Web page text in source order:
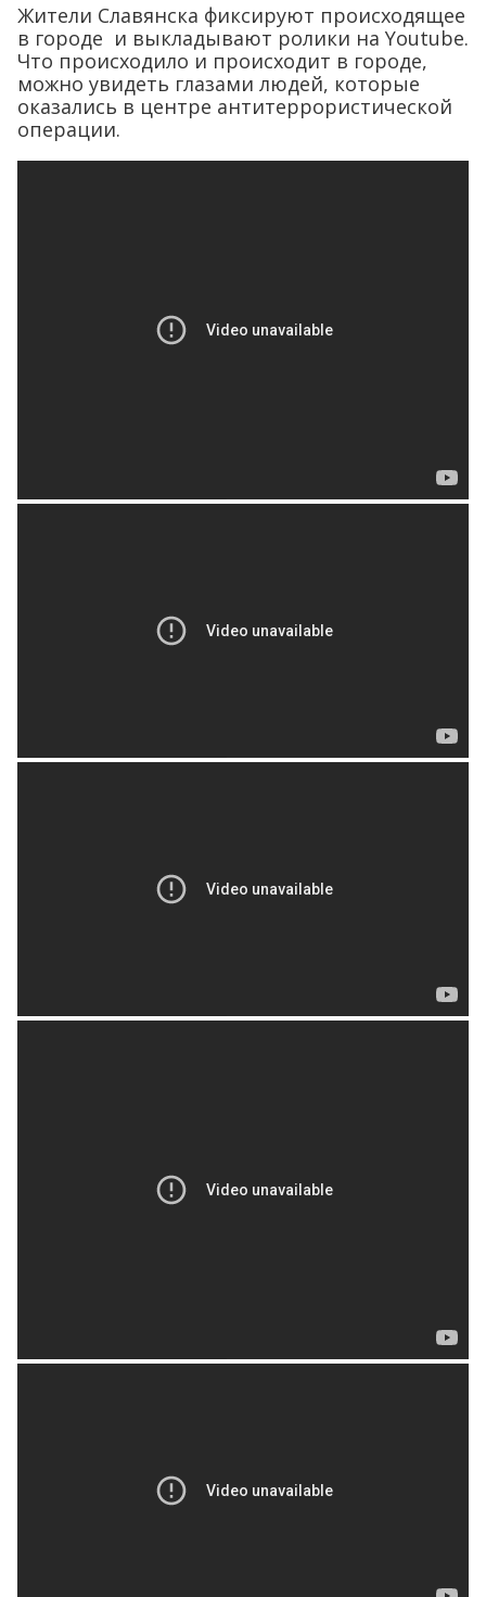
Жители Славянска фиксируют происходящее
в городе и выкладывают ролики на Youtube.
Что происходило и происходит в городе,
можно увидеть глазами людей, которые
оказались в центре антитеррористической
операции.